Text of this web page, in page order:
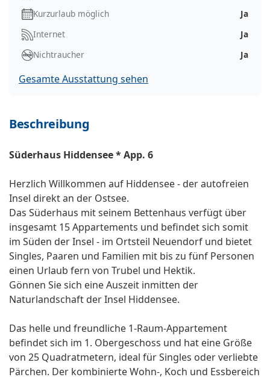
Kurzurlaub möglich
Ja
Internet
Ja
Nichtraucher
Ja
Gesamte Ausstattung sehen
Beschreibung
Süderhaus Hiddensee * App. 6
Herzlich Willkommen auf Hiddensee - der autofreien
Insel direkt an der Ostsee.
Das Süderhaus mit seinem Bettenhaus verfügt über
insgesamt 15 Appartements und befindet sich somit
im Süden der Insel - im Ortsteil Neuendorf und bietet
Singles, Paaren und Familien mit bis zu fünf Personen
einen Urlaub fern von Trubel und Hektik.
Gönnen Sie sich eine Auszeit inmitten der
Naturlandschaft der Insel Hiddensee.
Das helle und freundliche 1-Raum-Appartement
befindet sich im 1. Obergeschoss und hat eine Größe
von 25 Quadratmetern, ideal für Singles oder verliebte
Pärchen. Der kombinierte Wohn-, Koch und Essbereich